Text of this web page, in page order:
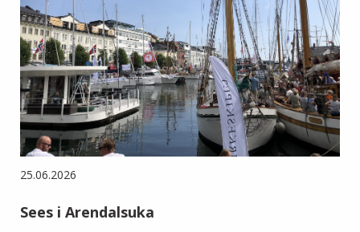
25.06.2026
Sees i Arendalsuka